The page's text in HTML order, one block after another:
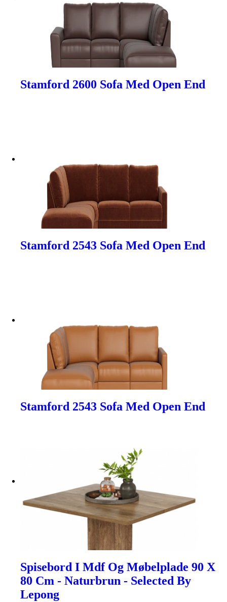
Stamford 2600 Sofa Med Open End
Stamford 2543 Sofa Med Open End
Stamford 2543 Sofa Med Open End
Spisebord I Mdf Og Møbelplade 90 X
80 Cm - Naturbrun - Selected By
Lepong